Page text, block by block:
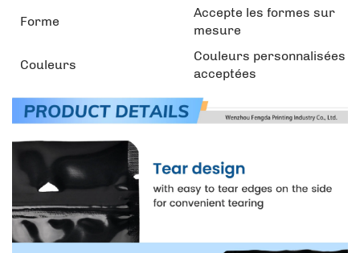
Forme
Accepte les formes sur
mesure
Couleurs
Couleurs personnalisées
acceptées